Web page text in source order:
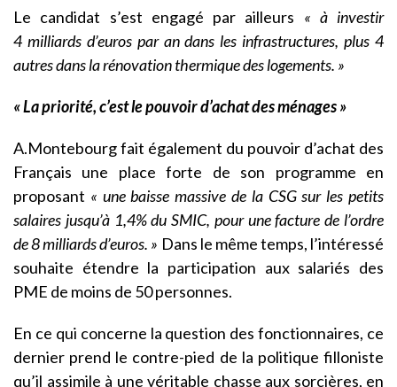
Le candidat s’est engagé par ailleurs « à investir
4 milliards d’euros par an dans les infrastructures, plus 4
autres dans la rénovation thermique des logements. »
« La priorité, c’est le pouvoir d’achat des ménages »
A.Montebourg fait également du pouvoir d’achat des
Français une place forte de son programme en
proposant « une baisse massive de la CSG sur les petits
salaires jusqu’à 1,4% du SMIC, pour une facture de l’ordre
de 8 milliards d’euros. » Dans le même temps, l’intéressé
souhaite étendre la participation aux salariés des
PME de moins de 50 personnes.
En ce qui concerne la question des fonctionnaires, ce
dernier prend le contre-pied de la politique filloniste
qu’il assimile à une véritable chasse aux sorcières, en